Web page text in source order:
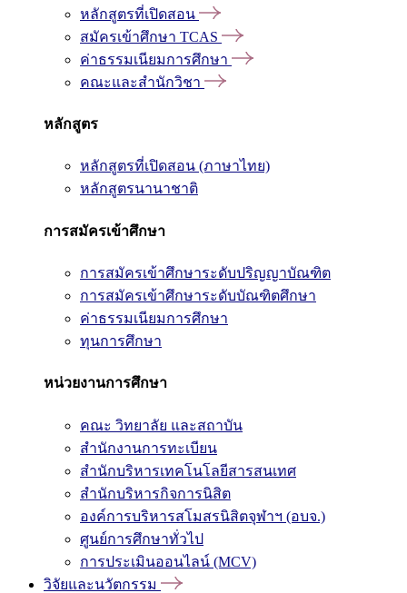
หลักสูตรที่เปิดสอน
สมัครเข้าศึกษา TCAS
ค่าธรรมเนียมการศึกษา
คณะและสำนักวิชา
หลักสูตร
หลักสูตรที่เปิดสอน (ภาษาไทย)
หลักสูตรนานาชาติ
การสมัครเข้าศึกษา
การสมัครเข้าศึกษาระดับปริญญาบัณฑิต
การสมัครเข้าศึกษาระดับบัณฑิตศึกษา
ค่าธรรมเนียมการศึกษา
ทุนการศึกษา
หน่วยงานการศึกษา
คณะ วิทยาลัย และสถาบัน
สำนักงานการทะเบียน
สำนักบริหารเทคโนโลยีสารสนเทศ
สำนักบริหารกิจการนิสิต
องค์การบริหารสโมสรนิสิตจุฬาฯ (อบจ.)
ศูนย์การศึกษาทั่วไป
การประเมินออนไลน์ (MCV)
วิจัยและนวัตกรรม